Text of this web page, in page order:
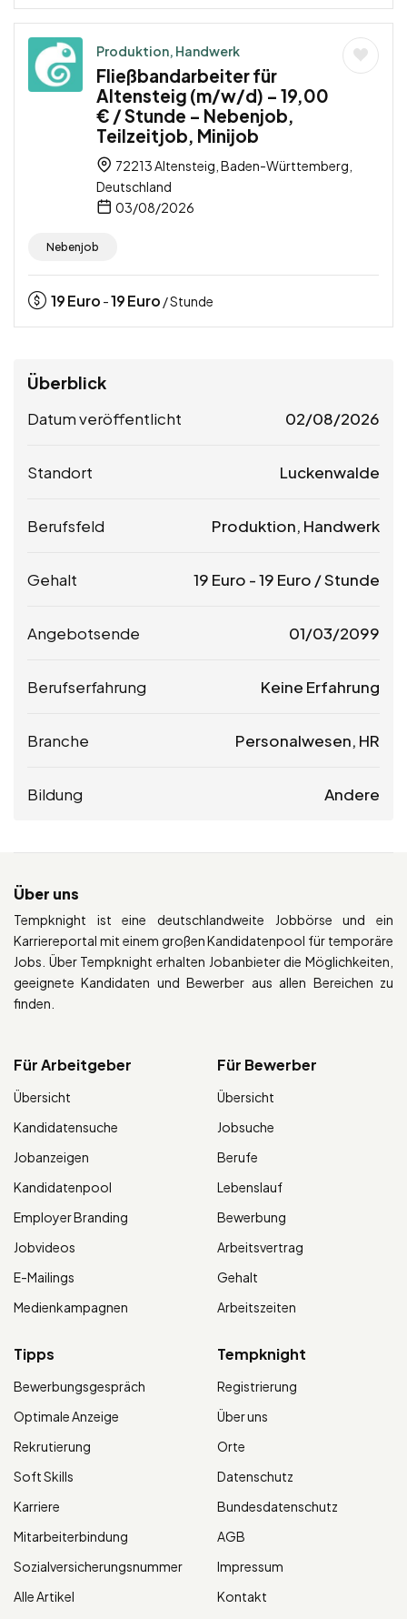
Produktion, Handwerk
Fließbandarbeiter für
Altensteig (m/w/d) – 19,00
€ / Stunde – Nebenjob,
Teilzeitjob, Minijob
72213 Altensteig, Baden-Württemberg,
Deutschland
03/08/2026
Nebenjob
19Euro -19Euro / Stunde
Überblick
Datum veröffentlicht 02/08/2026
Standort Luckenwalde
Berufsfeld Produktion, Handwerk
Gehalt 19 Euro -19 Euro / Stunde
Angebotsende 01/03/2099
Berufserfahrung Keine Erfahrung
Branche Personalwesen, HR
Bildung Andere
Über uns
Tempknight ist eine deutschlandweite Jobbörse und ein
Karriereportal mit einem großen Kandidatenpool für temporäre
Jobs. Über Tempknight erhalten Jobanbieter die Möglichkeiten,
geeignete Kandidaten und Bewerber aus allen Bereichen zu
finden.
Für Arbeitgeber
Übersicht
Kandidatensuche
Jobanzeigen
Kandidatenpool
Employer Branding
Jobvideos
E-Mailings
Medienkampagnen
Für Bewerber
Übersicht
Jobsuche
Berufe
Lebenslauf
Bewerbung
Arbeitsvertrag
Gehalt
Arbeitszeiten
Tipps
Bewerbungsgespräch
Optimale Anzeige
Rekrutierung
Soft Skills
Karriere
Mitarbeiterbindung
Sozialversicherungsnummer
Alle Artikel
Tempknight
Registrierung
Über uns
Orte
Datenschutz
Bundesdatenschutz
AGB
Impressum
Kontakt